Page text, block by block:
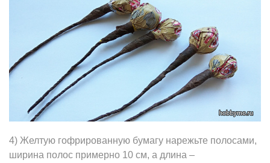
4) Желтую гофрированную бумагу нарежьте полосами,
ширина полос примерно 10 см, а длина –